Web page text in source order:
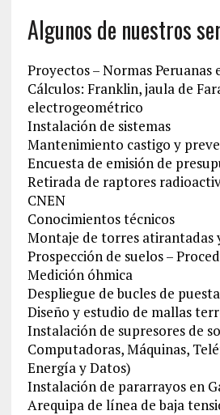
Algunos de nuestros
Proyectos – Normas Peruanas
Cálculos: Franklin, jaula de
electrogeométrico
Instalación de sistemas
Mantenimiento castigo y
Encuesta de emisión de
Retirada de raptores
CNEN
Conocimientos técnicos
Montaje de torres atirantadas
Prospección de suelos –
Medición óhmica
Despliegue de bucles de
Diseño y estudio de mallas
Instalación de supresores de
Computadoras, Máquinas,
Energía y Datos)
Instalación de pararrayos en
Arequipa de línea de baja